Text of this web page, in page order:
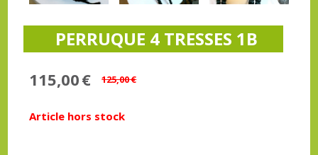
PERRUQUE 4 TRESSES 1B
115,00€ 125,00€
Article hors stock